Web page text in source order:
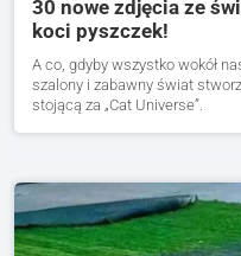
30 nowe zdjęcia ze
koci pyszczek!
A co, gdyby wszystko wokół
szalony i zabawny świat
stojącą za „Cat Universe”.